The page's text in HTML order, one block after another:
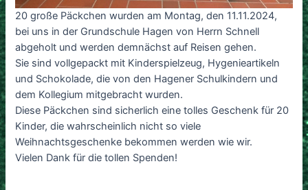
20 große Päckchen wurden am Montag, den 11.11.2024,
bei uns in der Grundschule Hagen von Herrn Schnell
abgeholt und werden demnächst auf Reisen gehen.
Sie sind vollgepackt mit Kinderspielzeug, Hygenieartikeln
und Schokolade, die von den Hagener Schulkindern und
dem Kollegium mitgebracht wurden.
Diese Päckchen sind sicherlich eine tolles Geschenk für 20
Kinder, die wahrscheinlich nicht so viele
Weihnachtsgeschenke bekommen werden wie wir.
Vielen Dank für die tollen Spenden!